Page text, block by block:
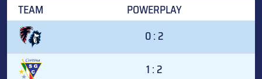
TEAM
POWERPLAY
0 : 2
1 : 2